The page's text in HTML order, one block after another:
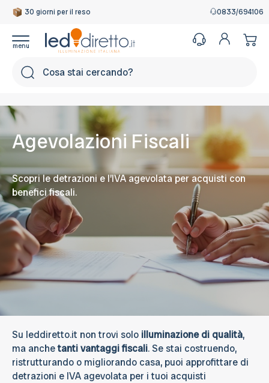
30 giorni per il reso
Garanzia Italiana 0833/694106
Agevolazioni Fiscali
Scopri le detrazioni e l’IVA agevolata per acquisti con
benefici fiscali.
Su leddiretto.it non trovi solo illuminazione di qualità,
ma anchetanti vantaggi fiscali. Se stai costruendo,
ristrutturando o migliorando casa, puoi approfittare di
detrazioni e IVA agevolata per i tuoi acquisti